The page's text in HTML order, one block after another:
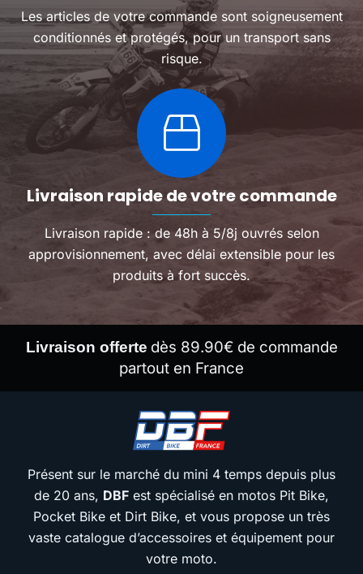
Les articles de votre commande sont soigneusement
conditionnés et protégés, pour un transport sans
risque.
Livraison rapide de votre commande
Livraison rapide : de 48h à 5/8j ouvrés selon
approvisionnement, avec délai extensible pour les
produits à fort succès.
Livraison offerte dès 89.90€ de commande
partout en France
Présent sur le marché du mini 4 temps depuis plus
de 20 ans, DBF est spécialisé en motos Pit Bike,
Pocket Bike et Dirt Bike, et vous propose un très
vaste catalogue d’accessoires et équipement pour
votre moto.